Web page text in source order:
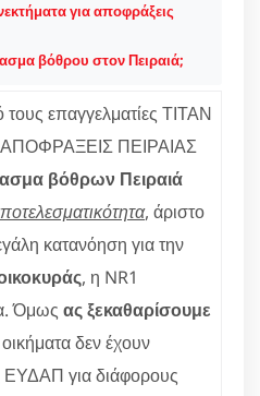
για αποφράξεις
βόθρου στον Πειραιά;
επαγγελματίες ΤΙΤΑΝ
ΑΠΟΦΡΑΞΕΙΣ ΠΕΙΡΑΙΑΣ
βόθρων Πειραιά
, άριστο
κατανόηση για την
, η NR1
Όμως ας ξεκαθαρίσουμε
δεν έχουν
ΕΥΔΑΠ για διάφορους